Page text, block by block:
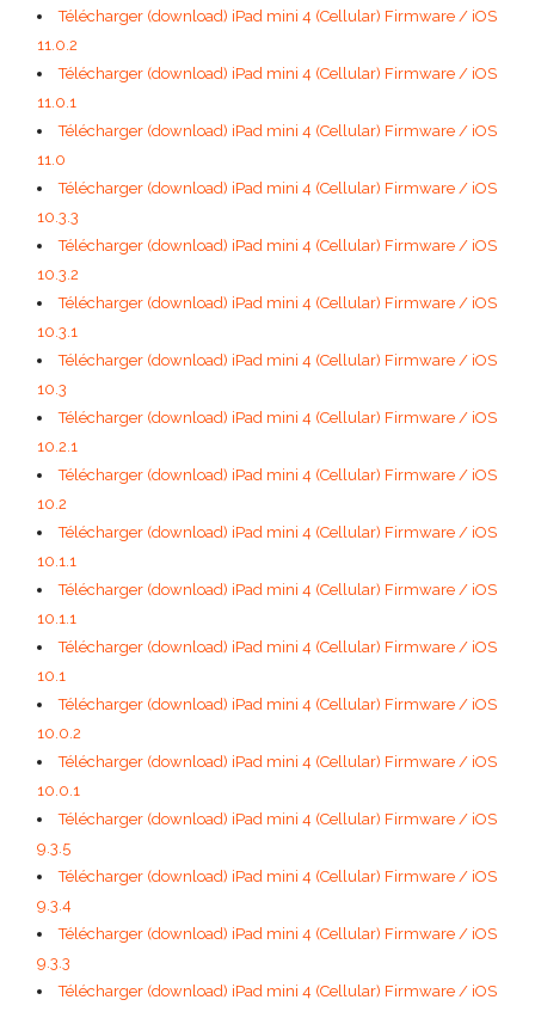
Télécharger (download) iPad mini 4 (Cellular) Firmware / iOS
11.0.2
Télécharger (download) iPad mini 4 (Cellular) Firmware / iOS
11.0.1
Télécharger (download) iPad mini 4 (Cellular) Firmware / iOS
11.0
Télécharger (download) iPad mini 4 (Cellular) Firmware / iOS
10.3.3
Télécharger (download) iPad mini 4 (Cellular) Firmware / iOS
10.3.2
Télécharger (download) iPad mini 4 (Cellular) Firmware / iOS
10.3.1
Télécharger (download) iPad mini 4 (Cellular) Firmware / iOS
10.3
Télécharger (download) iPad mini 4 (Cellular) Firmware / iOS
10.2.1
Télécharger (download) iPad mini 4 (Cellular) Firmware / iOS
10.2
Télécharger (download) iPad mini 4 (Cellular) Firmware / iOS
10.1.1
Télécharger (download) iPad mini 4 (Cellular) Firmware / iOS
10.1.1
Télécharger (download) iPad mini 4 (Cellular) Firmware / iOS
10.1
Télécharger (download) iPad mini 4 (Cellular) Firmware / iOS
10.0.2
Télécharger (download) iPad mini 4 (Cellular) Firmware / iOS
10.0.1
Télécharger (download) iPad mini 4 (Cellular) Firmware / iOS
9.3.5
Télécharger (download) iPad mini 4 (Cellular) Firmware / iOS
9.3.4
Télécharger (download) iPad mini 4 (Cellular) Firmware / iOS
9.3.3
Télécharger (download) iPad mini 4 (Cellular) Firmware / iOS